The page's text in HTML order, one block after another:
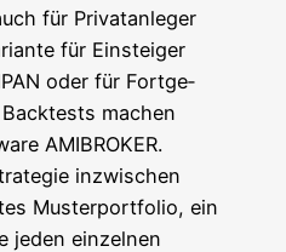
für Pri­vat­an­le­ger
für Ein­stei­ger
oder für Fort­ge­
machen
AMIBROKER.
inzwi­schen
Mus­ter­port­fo­lio, ein
jeden ein­zel­nen